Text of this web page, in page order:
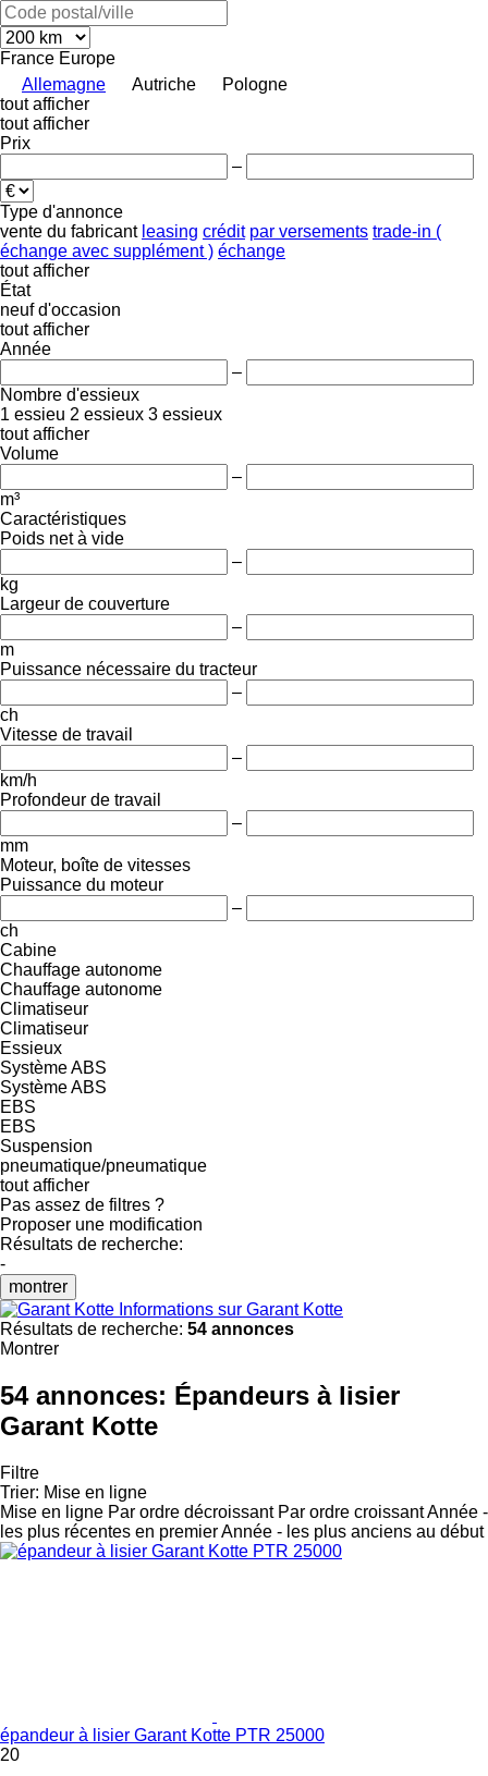
France Europe
Allemagne
Autriche
Pologne
tout afficher
tout afficher
Prix
–
Type d'annonce
vente du fabricant leasing crédit par versements trade-in (
échange avec supplément ) échange
tout afficher
État
neuf d'occasion
tout afficher
Année
–
Nombre d'essieux
1 essieu 2 essieux 3 essieux
tout afficher
Volume
–
m³
Caractéristiques
Poids net à vide
–
kg
Largeur de couverture
–
m
Puissance nécessaire du tracteur
–
ch
Vitesse de travail
–
km/h
Profondeur de travail
–
mm
Moteur, boîte de vitesses
Puissance du moteur
–
ch
Cabine
Chauffage autonome
Chauffage autonome
Climatiseur
Climatiseur
Essieux
Système ABS
Système ABS
EBS
EBS
Suspension
pneumatique/pneumatique
tout afficher
Pas assez de filtres ?
Proposer une modification
Résultats de recherche:
-
montrer
Informations sur Garant Kotte
Résultats de recherche: 54 annonces
Montrer
54 annonces: Épandeurs à lisier
Garant Kotte
Filtre
Trier: Mise en ligne
Mise en ligne Par ordre décroissant Par ordre croissantAnnée -
les plus récentes en premierAnnée - les plus anciens au début
épandeur à lisier Garant Kotte PTR 25000
20